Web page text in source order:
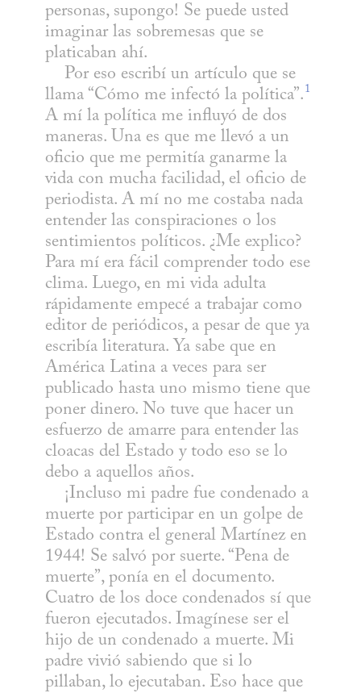
personas, supongo! Se puede usted
imaginar las sobremesas que se
platicaban ahí.
llama “Cómo me infectó la política”. 1
A mí la política me influyó de dos
maneras. Una es que me llevó a un
oficio que me permitía ganarme la
vida con mucha facilidad, el oficio de
periodista. A mí no me costaba nada
entender las conspiraciones o los
sentimientos políticos. ¿Me explico?
Para mí era fácil comprender todo ese
clima. Luego, en mi vida adulta
rápidamente empecé a trabajar como
editor de periódicos, a pesar de que ya
escribía literatura. Ya sabe que en
América Latina a veces para ser
publicado hasta uno mismo tiene que
poner dinero. No tuve que hacer un
esfuerzo de amarre para entender las
cloacas del Estado y todo eso se lo
debo a aquellos años.
muerte por participar en un golpe de
Estado contra el general Martínez en
1944! Se salvó por suerte. “Pena de
muerte”, ponía en el documento.
Cuatro de los doce condenados sí que
fueron ejecutados. Imagínese ser el
hijo de un condenado a muerte. Mi
padre vivió sabiendo que si lo
pillaban, lo ejecutaban. Eso hace que